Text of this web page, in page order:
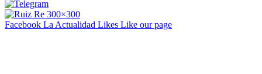
Facebook La Actualidad Likes Like our page